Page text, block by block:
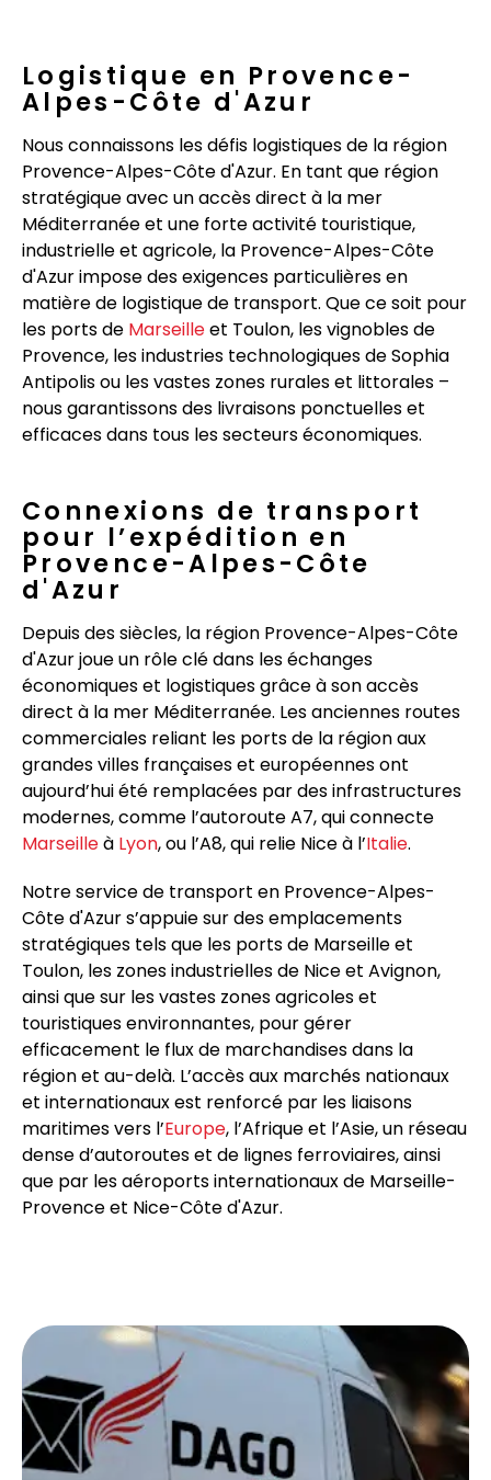
Logistique en Provence-
Alpes-Côte d'Azur
Nous connaissons les défis logistiques de la région
Provence-Alpes-Côte d'Azur. En tant que région
stratégique avec un accès direct à la mer
Méditerranée et une forte activité touristique,
industrielle et agricole, la Provence-Alpes-Côte
d'Azur impose des exigences particulières en
matière de logistique de transport. Que ce soit pour
les ports de Marseilleet Toulon, les vignobles de
Provence, les industries technologiques de Sophia
Antipolis ou les vastes zones rurales et littorales –
nous garantissons des livraisons ponctuelles et
efficaces dans tous les secteurs économiques.
Connexions de transport
pour l’expédition en
Provence-Alpes-Côte
d'Azur
Depuis des siècles, la région Provence-Alpes-Côte
d'Azur joue un rôle clé dans les échanges
économiques et logistiques grâce à son accès
direct à la mer Méditerranée. Les anciennes routes
commerciales reliant les ports de la région aux
grandes villes françaises et européennes ont
aujourd’hui été remplacées par des infrastructures
modernes, comme l’autoroute A7, qui connecte
Marseilleà Lyon, ou l’A8, qui relie Nice à l’Italie.
Notre service de transport en Provence-Alpes-
Côte d'Azur s’appuie sur des emplacements
stratégiques tels que les ports de Marseille et
Toulon, les zones industrielles de Nice et Avignon,
ainsi que sur les vastes zones agricoles et
touristiques environnantes, pour gérer
efficacement le flux de marchandises dans la
région et au-delà. L’accès aux marchés nationaux
et internationaux est renforcé par les liaisons
maritimes vers l’Europe, l’Afrique et l’Asie, un réseau
dense d’autoroutes et de lignes ferroviaires, ainsi
que par les aéroports internationaux de Marseille-
Provence et Nice-Côte d'Azur.